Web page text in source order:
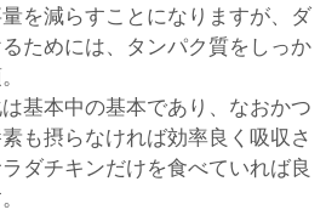
を減らすことになりますが、ダ
ためには、タンパク質をしっか
基本中の基本であり、なおかつ
も摂らなければ効率良く吸収さ
ダチキンだけを食べていれば良